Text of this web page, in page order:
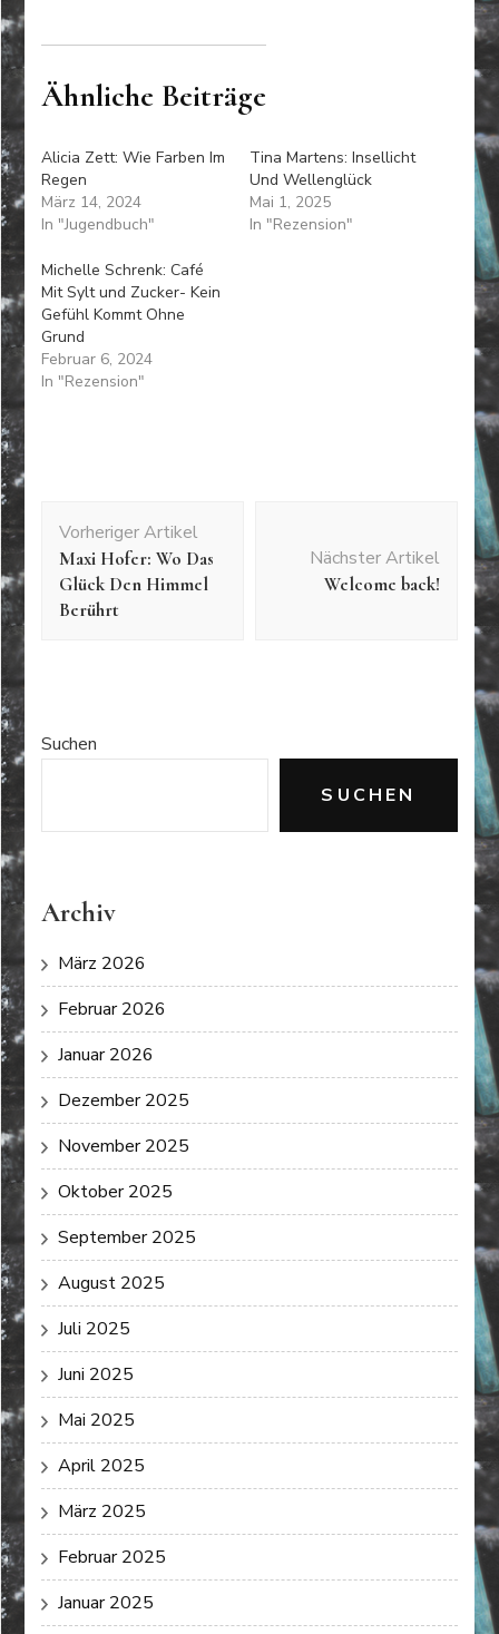
Ähnliche Beiträge
Alicia Zett: Wie Farben Im
Regen
März 14, 2024
In "Jugendbuch"
Tina Martens: Insellicht
Und Wellenglück
Mai 1, 2025
In "Rezension"
Michelle Schrenk: Café
Mit Sylt und Zucker- Kein
Gefühl Kommt Ohne
Grund
Februar 6, 2024
In "Rezension"
Vorheriger Artikel
Maxi Hofer: Wo Das
Glück Den Himmel
Berührt
Nächster Artikel
Welcome back!
Suchen
SUCHEN
Archiv
März 2026
Februar 2026
Januar 2026
Dezember 2025
November 2025
Oktober 2025
September 2025
August 2025
Juli 2025
Juni 2025
Mai 2025
April 2025
März 2025
Februar 2025
Januar 2025